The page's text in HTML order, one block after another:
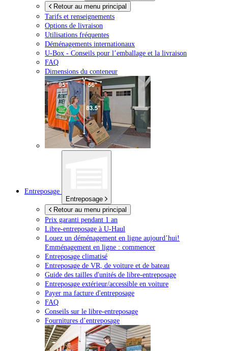
Retour au menu principal
Tarifs et renseignements
Options de livraison
Utilisations fréquentes
Déménagements internationaux
U-Box - Conseils pour l’emballage et la livraison
FAQ
Dimensions du conteneur
Entreposage
Entreposage
Retour au menu principal
Prix garanti pendant 1 an
Libre-entreposage à U-Haul
Louez un déménagement en ligne aujourd’hui!
Emménagement en ligne : commencer
Entreposage climatisé
Entreposage de VR, de voiture et de bateau
Guide des tailles d'unités de libre-entreposage
Entreposage extérieur/accessible en voiture
Payer ma facture d'entreposage
FAQ
Conseils sur le libre-entreposage
Fournitures d’entreposage